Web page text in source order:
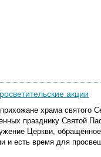
акции
храма святого
празднику Святой
Церкви,
и есть время для